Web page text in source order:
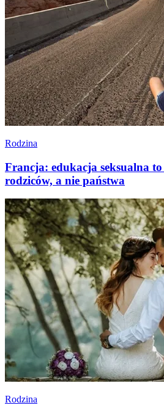
Rodzina
Francja: edukacja seksualna
rodziców, a nie państwa
Rodzina